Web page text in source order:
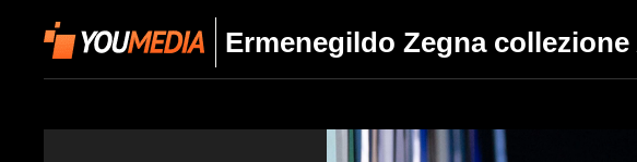
Ermenegildo Zegna